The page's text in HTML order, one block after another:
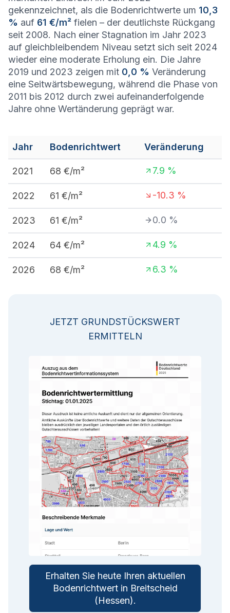
gekennzeichnet, als die Bodenrichtwerte um 10,3
% auf 61 €/m² fielen – der deutlichste Rückgang
seit 2008. Nach einer Stagnation im Jahr 2023
auf gleichbleibendem Niveau setzt sich seit 2024
wieder eine moderate Erholung ein. Die Jahre
2019 und 2023 zeigen mit 0,0 % Veränderung
eine Seitwärtsbewegung, während die Phase von
2011 bis 2012 durch zwei aufeinanderfolgende
Jahre ohne Wertänderung geprägt war.
Jahr Bodenrichtwert Veränderung
2021 68 €/m² 7.9 %
2022 61 €/m² -10.3 %
2023 61 €/m² 0.0 %
2024 64 €/m² 4.9 %
2026 68 €/m² 6.3 %
JETZT GRUNDSTÜCKSWERT
ERMITTELN
Erhalten Sie heute Ihren aktuellen
Bodenrichtwert in Breitscheid
(Hessen).